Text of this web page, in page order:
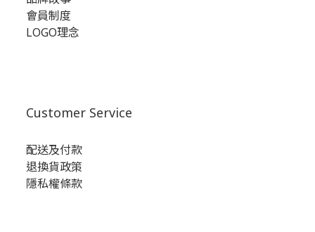
會員制度
LOGO理念
Customer Service
配送及付款
退換貨政策
隱私權條款